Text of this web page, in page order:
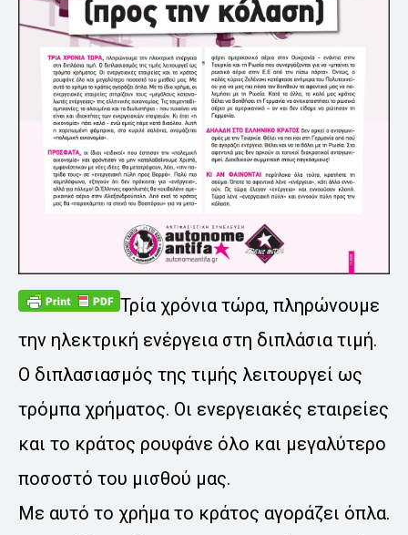
Τρία χρόνια τώρα, πληρώνουμε
την ηλεκτρική ενέργεια στη διπλάσια τιμή.
Ο διπλασιασμός της τιμής λειτουργεί ως
τρόμπα χρήματος. Οι ενεργειακές εταιρείες
και το κράτος ρουφάνε όλο και μεγαλύτερο
ποσοστό του μισθού μας.
Με αυτό το χρήμα το κράτος αγοράζει όπλα.